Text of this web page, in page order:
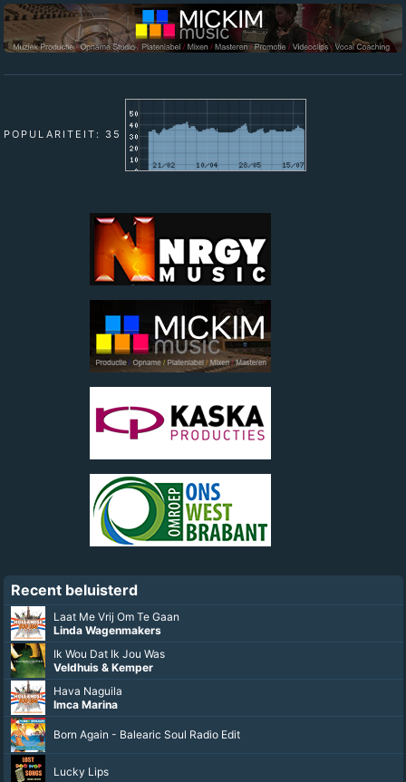
POPULARITEIT: 35
Recent beluisterd
Laat Me Vrij Om Te Gaan
Linda Wagenmakers
Ik Wou Dat Ik Jou Was
Veldhuis & Kemper
Hava Naguila
Imca Marina
Born Again - Balearic Soul Radio Edit
Lucky Lips